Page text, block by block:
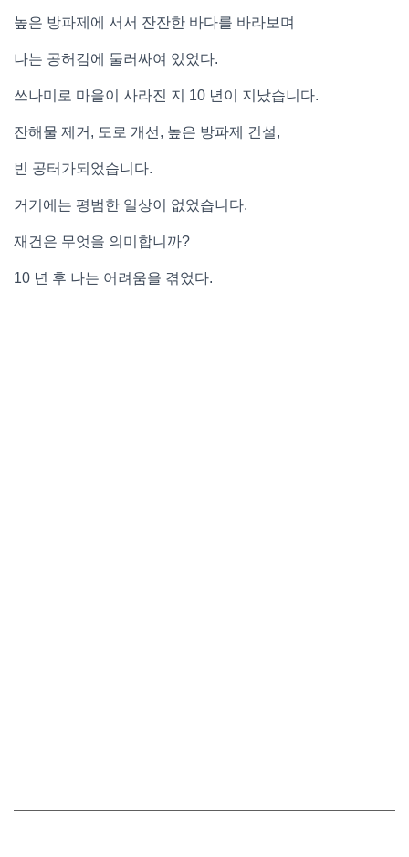
높은 방파제에 서서 잔잔한 바다를 바라보며
나는 공허감에 둘러싸여 있었다.
쓰나미로 마을이 사라진 지 10 년이 지났습니다.
잔해물 제거, 도로 개선, 높은 방파제 건설,
빈 공터가되었습니다.
거기에는 평범한 일상이 없었습니다.
재건은 무엇을 의미합니까?
10 년 후 나는 어려움을 겪었다.